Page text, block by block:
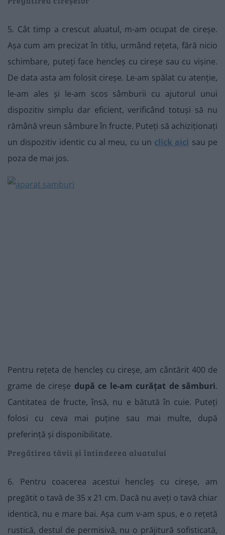
5. Cât timp a crescut aluatul, m-am ocupat de cireșe.
Așa cum am precizat în titlu, urmând rețeta, fără nicio
schimbare, puteți face hencleș cu cireșe sau cu vișine.
De data asta am folosit cireșe. Le-am spălat cu atenție,
le-am ales și le-am scos sâmburii cu ajutorul unui
dispozitiv simplu dar eficient, verificând totuși să nu
rămână vreun sâmbure în fructe. Puteți să achiziționați
un dispozitiv identic cu al meu, cu un click aici sau pe
poza de mai jos.
Pentru rețeta de hencleș cu cireșe, am cântărit 400 de
grame de cireșe după ce le-am curățat de sâmburi.
Cantitatea de fructe, însă, nu e bătută în cuie. Puteți
folosi cu ceva mai puține sau mai multe, după
preferință și disponibilitate.
Pregătirea tăvii și întinderea aluatului
6. Pentru coacerea acestui hencleș cu cireșe, am
pregătit o tavă de 35 x 21 cm. Dacă nu aveți o tavă chiar
identică, nu e mare bai. Așa cum v-am spus, e o rețetă
rustică, destul de permisivă, nu o prăjitură sofisticată,